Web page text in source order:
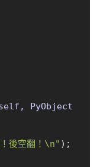
PyObject
後空翻！\n" );